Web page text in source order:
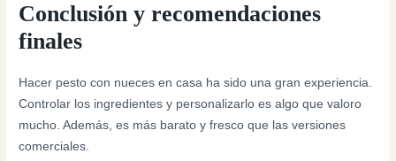
Conclusión y recomendaciones
finales
Hacer pesto con nueces en casa ha sido una gran experiencia.
Controlar los ingredientes y personalizarlo es algo que valoro
mucho. Además, es más barato y fresco que las versiones
comerciales.